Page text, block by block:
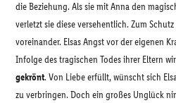
die Beziehung. Als sie mit Anna den
verletzt sie diese versehentlich. Zum
voreinander. Elsas Angst vor der eigenen
Infolge des tragischen Todes ihrer Eltern
gekrönt. Von Liebe erfüllt, wünscht sich
zu verbringen. Doch ein großes Unglück